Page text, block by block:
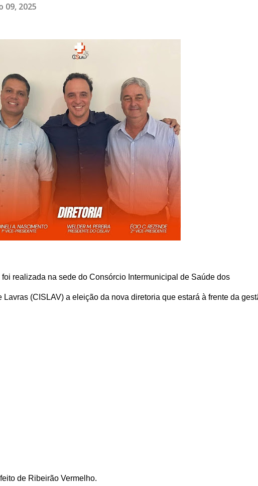
09, 2025
realizada na sede do Consórcio Intermunicipal de Saúde dos
Lavras (CISLAV) a eleição da nova diretoria que estará à frente da
de Ribeirão Vermelho.